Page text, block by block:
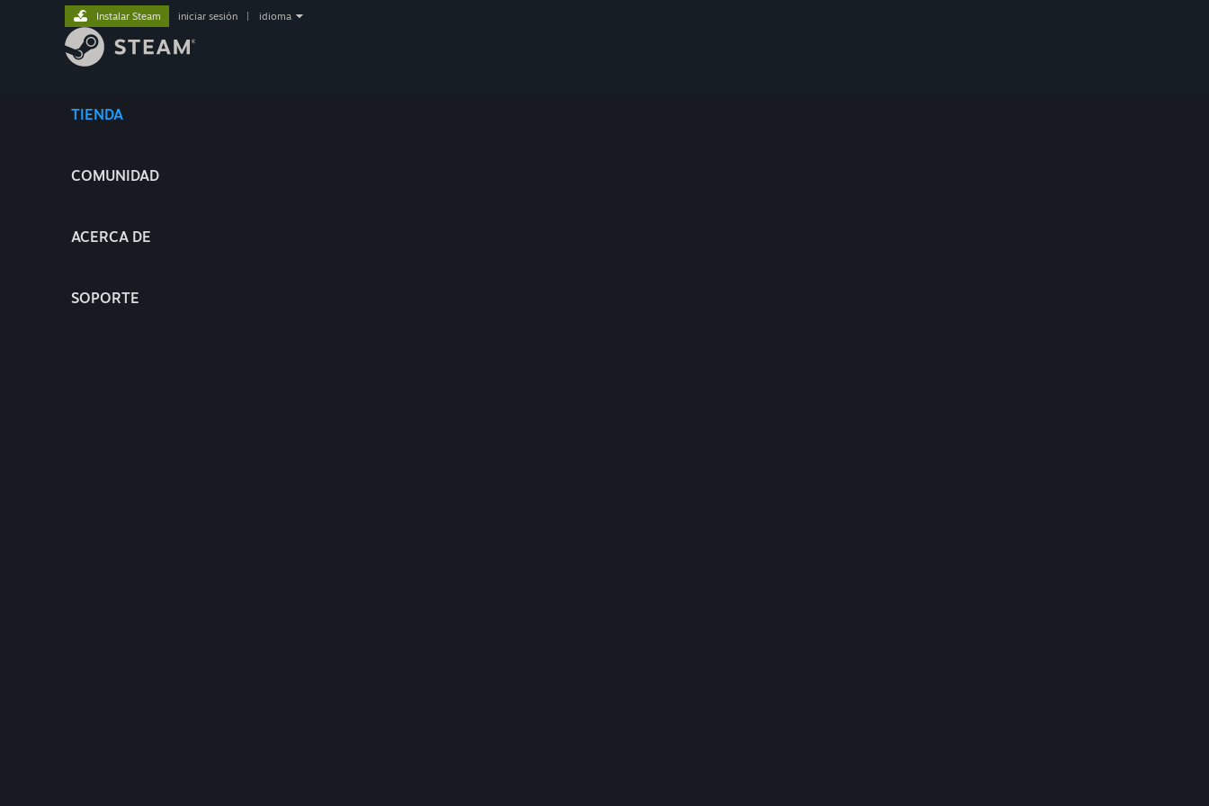
TIENDA
COMUNIDAD
ACERCA DE
SOPORTE
Instalar Steam iniciar sesión idioma